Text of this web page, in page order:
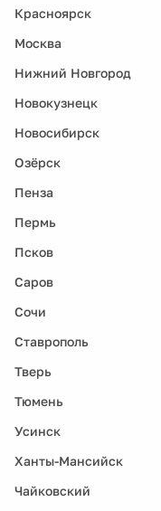
Красноярск
Москва
Нижний Новгород
Новокузнецк
Новосибирск
Озёрск
Пенза
Пермь
Псков
Саров
Сочи
Ставрополь
Тверь
Тюмень
Усинск
Ханты-Мансийск
Чайковский